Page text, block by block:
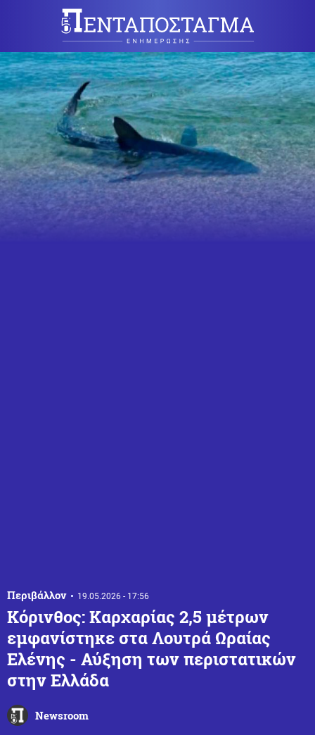
Περιβάλλον 19.05.2026 - 17:56
Κόρινθος: Καρχαρίας 2,5 μέτρων
εμφανίστηκε στα Λουτρά Ωραίας
Ελένης - Αύξηση των περιστατικών
στην Ελλάδα
Newsroom